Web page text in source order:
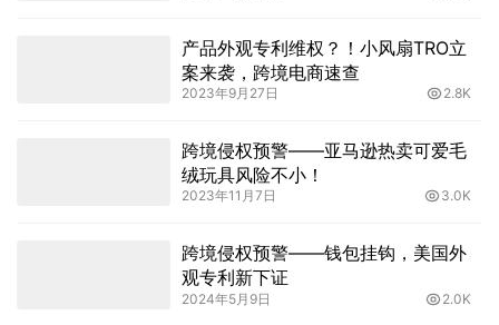
产品外观专利维权？！小风扇TRO立
案来袭，跨境电商速查
2023年9月27日 2.8K
跨境侵权预警——亚马逊热卖可爱毛
绒玩具风险不小！
2023年11月7日 3.0K
跨境侵权预警——钱包挂钩，美国外
观专利新下证
2024年5月9日 2.0K